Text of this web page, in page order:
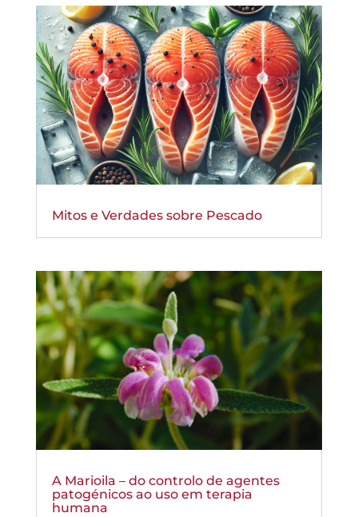
Mitos e Verdades sobre Pescado
A Marioila – do controlo de agentes
patogénicos ao uso em terapia
humana